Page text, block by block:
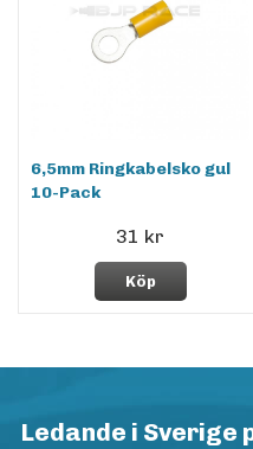
6,5mm Ringkabelsko gul
10-Pack
31 kr
Köp
Ledande i Sverige